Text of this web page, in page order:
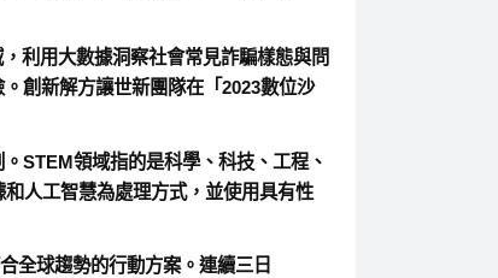
利用大數據洞察社會常見詐騙樣態與問
創新解方讓世新團隊在「2023數位沙
STEM領域指的是科學、科技、工程、
人工智慧為處理方式，並使用具有性
全球趨勢的行動方案。連續三日